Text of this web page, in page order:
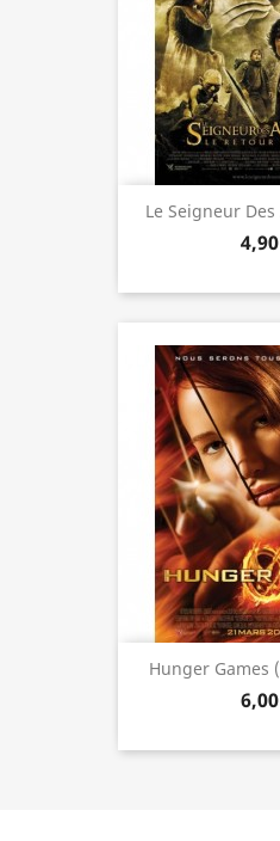
Le Seigneur
Hunger Games